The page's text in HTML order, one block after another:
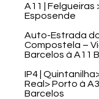
A11 | Felgueiras
Esposende
Auto-Estrada
Compostela –
Barcelos à A11
IP4 |
Real> Porto à
Barcelos